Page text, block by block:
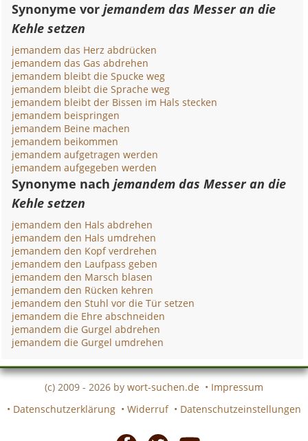
Synonyme vorjemandem das Messer an die
Kehle setzen
jemandem das Herz abdrücken
jemandem das Gas abdrehen
jemandem bleibt die Spucke weg
jemandem bleibt die Sprache weg
jemandem bleibt der Bissen im Hals stecken
jemandem beispringen
jemandem Beine machen
jemandem beikommen
jemandem aufgetragen werden
jemandem aufgegeben werden
Synonyme nachjemandem das Messer an die
Kehle setzen
jemandem den Hals abdrehen
jemandem den Hals umdrehen
jemandem den Kopf verdrehen
jemandem den Laufpass geben
jemandem den Marsch blasen
jemandem den Rücken kehren
jemandem den Stuhl vor die Tür setzen
jemandem die Ehre abschneiden
jemandem die Gurgel abdrehen
jemandem die Gurgel umdrehen
(c) 2009 - 2026 by wort-suchen.de • Impressum
• Datenschutzerklärung • Widerruf • Datenschutzeinstellungen